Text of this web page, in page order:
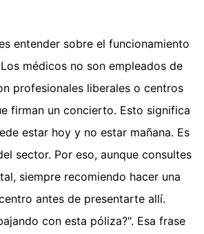
entender sobre el funcionamiento
médicos no son empleados de
profesionales liberales o centros
firman un concierto. Esto significa
estar hoy y no estar mañana. Es
sector. Por eso, aunque consultes
siempre recomiendo hacer una
antes de presentarte allí.
con esta póliza?". Esa frase